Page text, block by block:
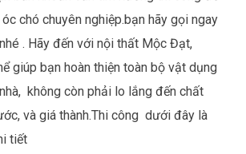
chó chuyên nghiệp.bạn hãy gọi ngay
. Hãy đến với nội thất Mộc Đạt,
giúp bạn hoàn thiện toàn bộ vật dụng
không còn phải lo lắng đến chất
và giá thành.Thi công dưới đây là
tiết